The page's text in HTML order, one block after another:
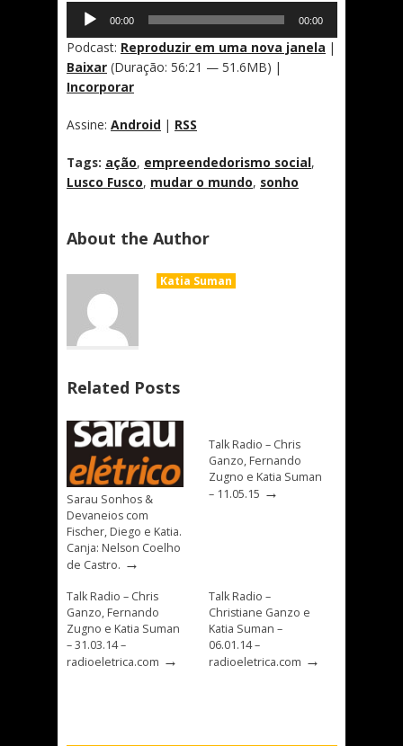
Tocador
áudio
00:00 00:00
Podcast: Reproduzir em uma nova janela |
Baixar (Duração: 56:21 — 51.6MB) |
Incorporar
Assine: Android | RSS
Tags: ação, empreendedorismo social,
Lusco Fusco, mudar o mundo, sonho
About the Author
Katia Suman
Related Posts
Sarau Sonhos &
Devaneios com
Fischer, Diego e Katia.
Canja: Nelson Coelho
de Castro. →
Talk Radio – Chris
Ganzo, Fernando
Zugno e Katia Suman
– 11.05.15 →
Talk Radio – Chris
Ganzo, Fernando
Zugno e Katia Suman
– 31.03.14 –
radioeletrica.com →
Talk Radio –
Christiane Ganzo e
Katia Suman –
06.01.14 –
radioeletrica.com →